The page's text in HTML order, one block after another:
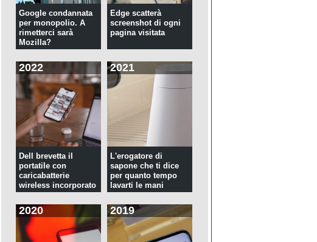
Google condannata
per monopolio. A
rimetterci sarà
Mozilla?
Edge scatterà
screenshot di ogni
pagina visitata
2022
Dell brevetta il
portatile con
caricabatterie
wireless incorporato
2021
L'erogatore di
sapone che ti dice
per quanto tempo
lavarti le mani
2020 2019